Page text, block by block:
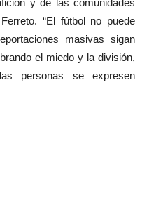
“El fútbol no puede
masivas sigan
el miedo y la división,
personas se expresen